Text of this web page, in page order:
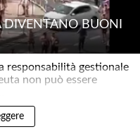
DIVENTANO BUONI
responsabilità gestionale
non può essere